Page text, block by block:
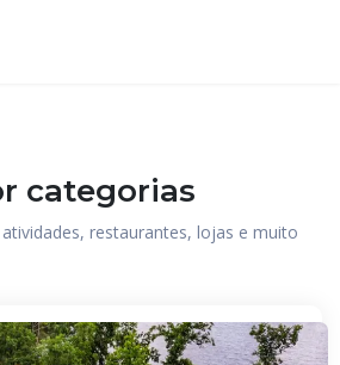
categorias
restaurantes, lojas e muito